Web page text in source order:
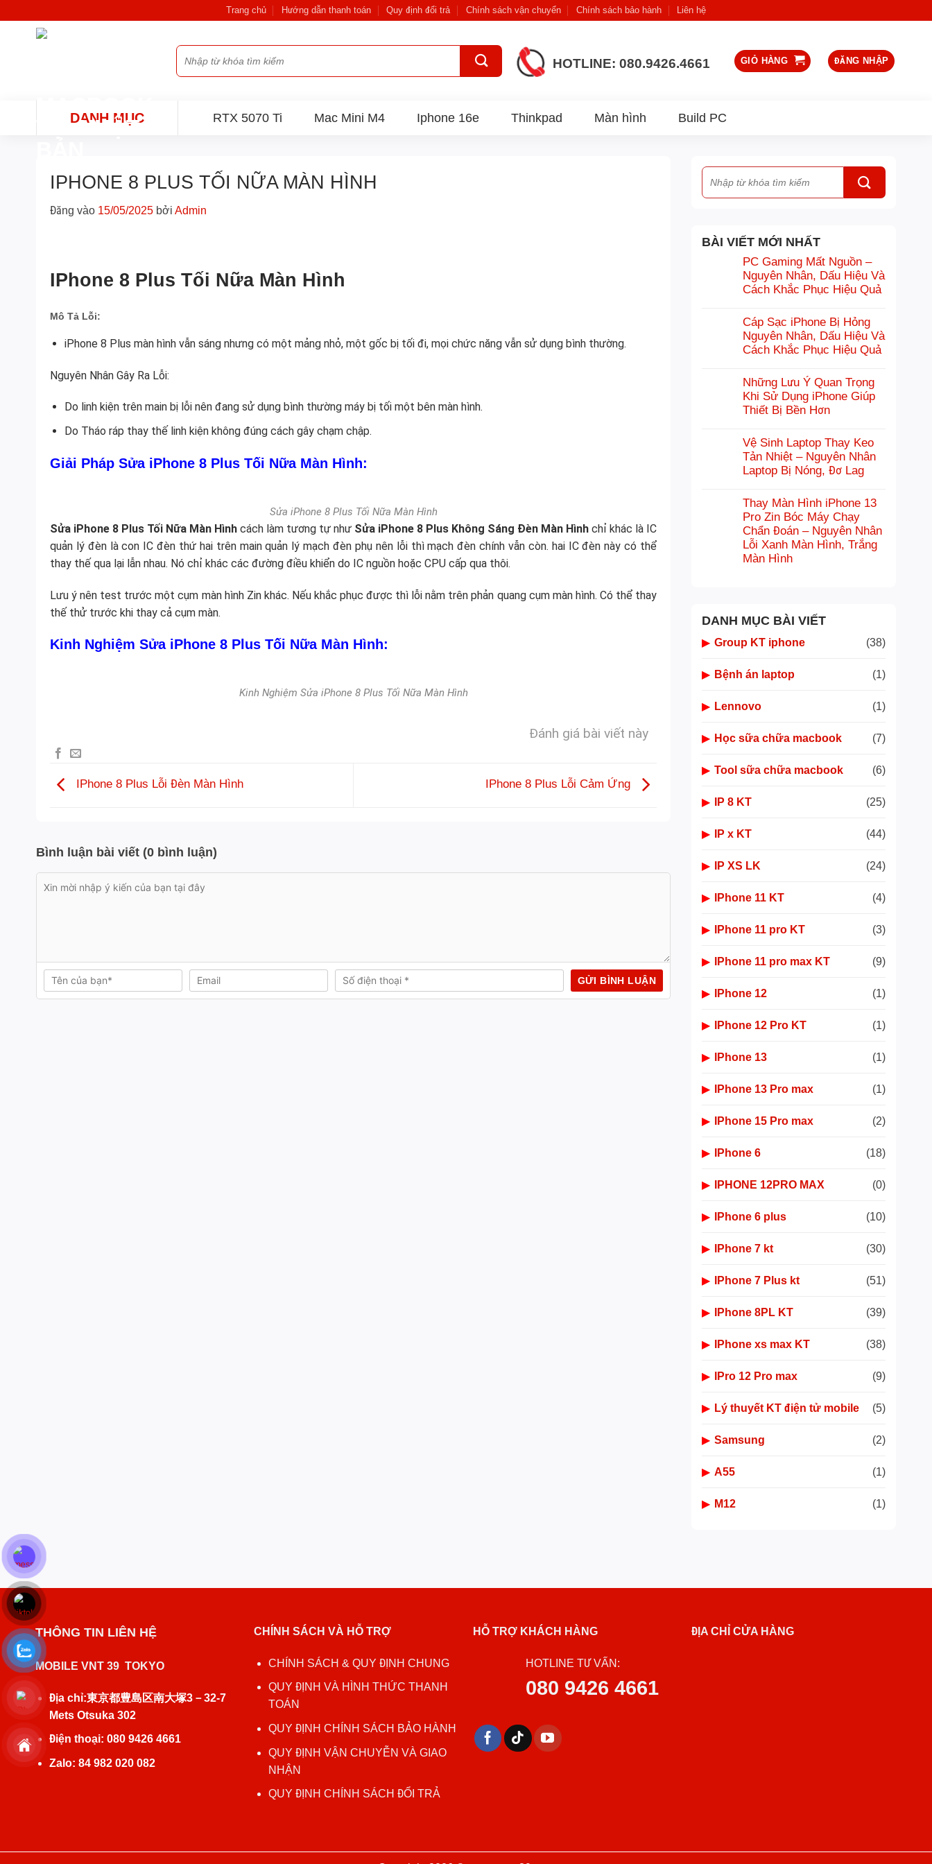
Trang chủ Hướng dẫn thanh toán Quy định đổi trả Chính sách vận chuyển Chính sách bảo hành Liên hệ
Tìm
kiếm:
HOTLINE: 080.9426.4661 GIỎ HÀNG ĐĂNG NHẬP
DANH MỤC RTX 5070 Ti Mac Mini M4 Iphone 16e Thinkpad Màn hình Build PC
IPHONE 8 PLUS TỐI NỮA MÀN HÌNH
Đăng vào 15/05/2025 bởi Admin
IPhone 8 Plus Tối Nữa Màn Hình
Mô Tả Lỗi:
iPhone 8 Plus màn hình vẫn sáng nhưng có một mảng nhỏ, một gốc bị tối đi, mọi chức năng vẫn sử dụng bình thường.
Nguyên Nhân Gây Ra Lỗi:
Do linh kiện trên main bị lỗi nên đang sử dụng bình thường máy bị tối một bên màn hình.
Do Tháo ráp thay thế linh kiện không đúng cách gây chạm chập.
Giải Pháp Sửa iPhone 8 Plus Tối Nữa Màn Hình:
Sửa iPhone 8 Plus Tối Nữa Màn Hình
Sửa iPhone 8 Plus Tối Nữa Màn Hình cách làm tương tự như Sửa iPhone 8 Plus Không Sáng Đèn Màn Hình chỉ khác là IC
quản lý đèn là con IC đèn thứ hai trên main quản lý mạch đèn phụ nên lỗi thì mạch đèn chính vẫn còn. hai IC đèn này có thể
thay thế qua lại lẫn nhau. Nó chỉ khác các đường điều khiển do IC nguồn hoặc CPU cấp qua thôi.
Lưu ý nên test trước một cụm màn hình Zin khác. Nếu khắc phục được thì lỗi nằm trên phản quang cụm màn hình. Có thể thay
thế thử trước khi thay cả cụm màn.
Kinh Nghiệm Sửa iPhone 8 Plus Tối Nữa Màn Hình:
Kinh Nghiệm Sửa iPhone 8 Plus Tối Nữa Màn Hình
Đánh giá bài viết này
IPhone 8 Plus Lỗi Đèn Màn Hình IPhone 8 Plus Lỗi Cảm Ứng
Bình luận bài viết (0 bình luận)
BÀI VIẾT MỚI NHẤT
PC Gaming Mất Nguồn –
Nguyên Nhân, Dấu Hiệu Và
Cách Khắc Phục Hiệu Quả
Cáp Sạc iPhone Bị Hỏng
Nguyên Nhân, Dấu Hiệu Và
Cách Khắc Phục Hiệu Quả
Những Lưu Ý Quan Trọng
Khi Sử Dụng iPhone Giúp
Thiết Bị Bền Hơn
Vệ Sinh Laptop Thay Keo
Tản Nhiệt – Nguyên Nhân
Laptop Bị Nóng, Đơ Lag
Thay Màn Hình iPhone 13
Pro Zin Bóc Máy Chạy
Chẩn Đoán – Nguyên Nhân
Lỗi Xanh Màn Hình, Trắng
Màn Hình
DANH MỤC BÀI VIẾT
▶ Group KT iphone (38)
▶ Bệnh án laptop (1)
▶ Lennovo (1)
▶ Học sữa chữa macbook (7)
▶ Tool sữa chữa macbook (6)
▶ IP 8 KT (25)
▶ IP x KT (44)
▶ IP XS LK (24)
▶ IPhone 11 KT (4)
▶ IPhone 11 pro KT (3)
▶ IPhone 11 pro max KT (9)
▶ IPhone 12 (1)
▶ IPhone 12 Pro KT (1)
▶ IPhone 13 (1)
▶ IPhone 13 Pro max (1)
▶ IPhone 15 Pro max (2)
▶ IPhone 6 (18)
▶ IPHONE 12PRO MAX (0)
▶ IPhone 6 plus (10)
▶ IPhone 7 kt (30)
▶ IPhone 7 Plus kt (51)
▶ IPhone 8PL KT (39)
▶ IPhone xs max KT (38)
▶ IPro 12 Pro max (9)
▶ Lý thuyết KT điện tử mobile (5)
▶ Samsung (2)
▶ A55 (1)
▶ M12 (1)
THÔNG TIN LIÊN HỆ
MOBILE VNT 39 TOKYO
Địa chỉ:東京都豊島区南大塚3－32‐7
Mets Otsuka 302
Điện thoại: 080 9426 4661
Zalo: 84 982 020 082
CHÍNH SÁCH VÀ HỖ TRỢ
CHÍNH SÁCH & QUY ĐỊNH CHUNG
QUY ĐỊNH VÀ HÌNH THỨC THANH
TOÁN
QUY ĐỊNH CHÍNH SÁCH BẢO HÀNH
QUY ĐỊNH VẬN CHUYỄN VÀ GIAO
NHẬN
QUY ĐỊNH CHÍNH SÁCH ĐỔI TRẢ
HỖ TRỢ KHÁCH HÀNG
HOTLINE TƯ VẤN:
080 9426 4661
ĐỊA CHỈ CỬA HÀNG